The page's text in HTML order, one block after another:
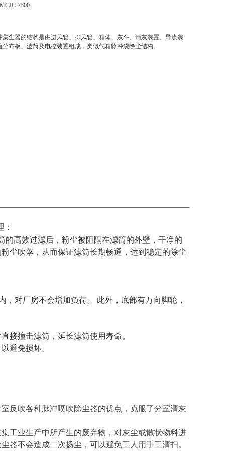
MCJC-7500
集尘器的结构是由进风管、排风管、箱体、灰斗、清灰装置、导流装
分布板、滤筒及电控装置组成，类似气箱脉冲袋除尘结构。
：
高效过滤后，粉尘被阻隔在滤筒的外壁，干净的
尘吹落，从而保证滤筒长期畅通，达到稳定的除尘
对厂房不会增加负荷。 此外，底部有万向脚轮，
接撞击滤筒，延长滤筒使用寿命。
避免损坏。
反吹各种脉冲喷吹除尘器的优点，克服了分室清灰
工业生产中所产生的废弃物，对灰尘或散状物料进
器不会造成二次扬尘，可以避免工人用手工清扫。